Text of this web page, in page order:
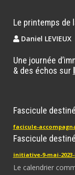
Le printemps de
Daniel LEVIEUX
Une journée
& des échos sur
Fascicule
facicule-
Fascicule
initiative-9-mai-
Le calendrier